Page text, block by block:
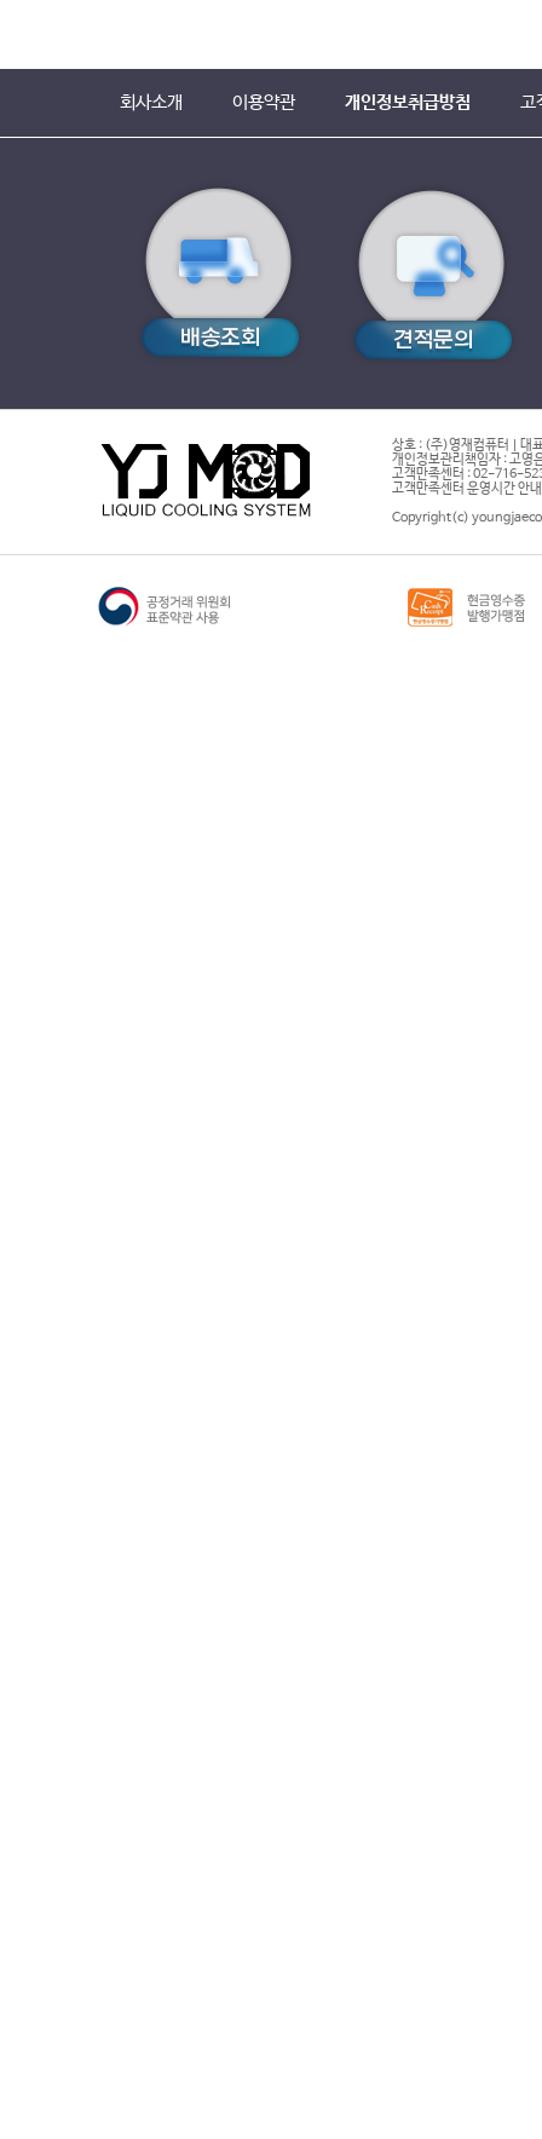
회사소개 이용약관 개인정보취급방침 고
상호 : (주)영재컴퓨터 | 대
개인정보관리책임자 : 고영
고객만족센터 : 02-716-
고객만족센터 운영시간 안
Copyright(c)